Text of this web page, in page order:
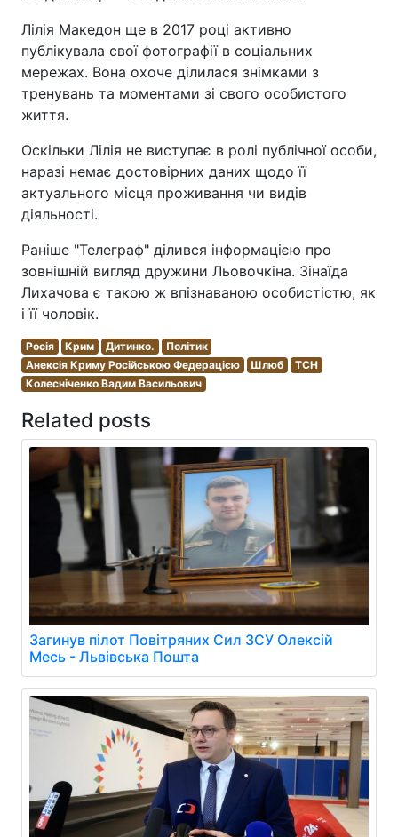
Лілія Македон ще в 2017 році активно
публікувала свої фотографії в соціальних
мережах. Вона охоче ділилася знімками з
тренувань та моментами зі свого особистого
життя.
Оскільки Лілія не виступає в ролі публічної особи,
наразі немає достовірних даних щодо її
актуального місця проживання чи видів
діяльності.
Раніше "Телеграф" ділився інформацією про
зовнішній вигляд дружини Льовочкіна. Зінаїда
Лихачова є такою ж впізнаваною особистістю, як
і її чоловік.
Росія Крим Дитинко.
Політик
Анексія Криму Російською Федерацією
Шлюб
ТСН
Колесніченко Вадим Васильович
Related posts
Загинув пілот Повітряних Сил ЗСУ Олексій
Месь - Львівська Пошта